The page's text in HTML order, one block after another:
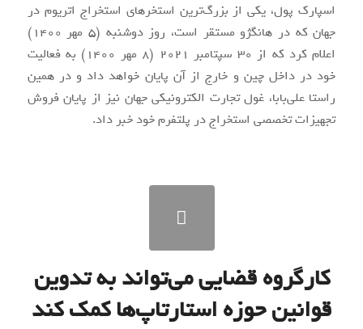
اسپارک پول، یکی از بزرگ‌ترین استخرهای استخراج اتریوم در
جهان که در هانگژو مستقر است، روز دوشنبه (۵ مهر ۱۴۰۰)
اعلام کرد که از ۳۰ سپتامبر ۲۰۲۱ (۸ مهر ۱۴۰۰) به فعالیت‌
خود در داخل چین و خارج از آن پایان خواهد داد و در همین
راستا علی‌بابا، غول تجارت الکترونیکی جهان نیز از پایان فروش
تجهیزات تخصصی استخراج در پلتفرم خود خبر داد.
کارگروه قضایی می‌تواند به تدوین
قوانین حوزه استارتاپ‌ها کمک کند